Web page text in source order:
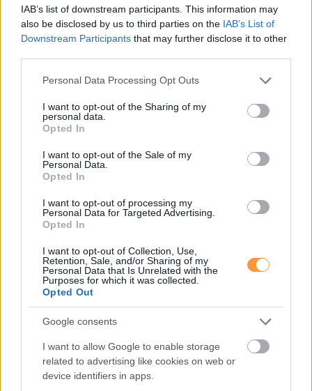
IAB’s list of downstream participants. This information may
also be disclosed by us to third parties on the IAB’s List of
Downstream Participants that may further disclose it to other
Please note that this website/app uses one or more Google
not limited to your visit or usage behaviour. You may click to
grant or deny consent to Google and its third-party tags to
use your data for below specified purposes in below Google
consent section.
Personal Data Processing Opt Outs
I want to opt-out of the Sharing of my
personal data.
Opted In
I want to opt-out of the Sale of my
Personal Data.
Opted In
I want to opt-out of processing my
Personal Data for Targeted Advertising.
Opted In
I want to opt-out of Collection, Use,
Retention, Sale, and/or Sharing of my
Personal Data that Is Unrelated with the
Purposes for which it was collected.
Opted Out
Google consents
I want to allow Google to enable storage
related to advertising like cookies on web or
device identifiers in apps.
az olcsó üzemanyag?
Nyílt levél a Független Benzinkutak Szövetségétől a leendő
Kormány részére
Üzemanyag-ellátási zavarokra figyelmeztet az FBSZ
Gyorsan apadó üzemanyag-tartalékok Magyarországon
Olcsó üzemanyaggal éljük fel a stratégai készleteinket -
komoly problémat kell majd megoldani az új kormánynak
Törékeny béke, tartós drágulás: miért nem esnek vissza az
olajárak?
A holtankoljak.hu, Magyarország független, átfogó benzin-, gázolaj-, LPG-,
prémium üzemanyag ár-összehasonlító és töltőállomás kereső oldala.
A holtankoljak.hu 2007 óta működik.
Miért érdemes regisztrálni?
Rögzítheted az
Értékelheteda kutakat, a szolgáltatásaikat, az üzemanyag minőségét
Írj tapasztalatot,véleményta kutakról
Összeállíthatodkedvenc töltőállomásaid listáját
és belépéskor
azonnal látod az aktuális áraikat
Árváltozási hírlevél
Regisztrálok
COPYRIGHT 2023 MINDEN JOG
FENNTARTVA | 3 P ONLINE KFT.